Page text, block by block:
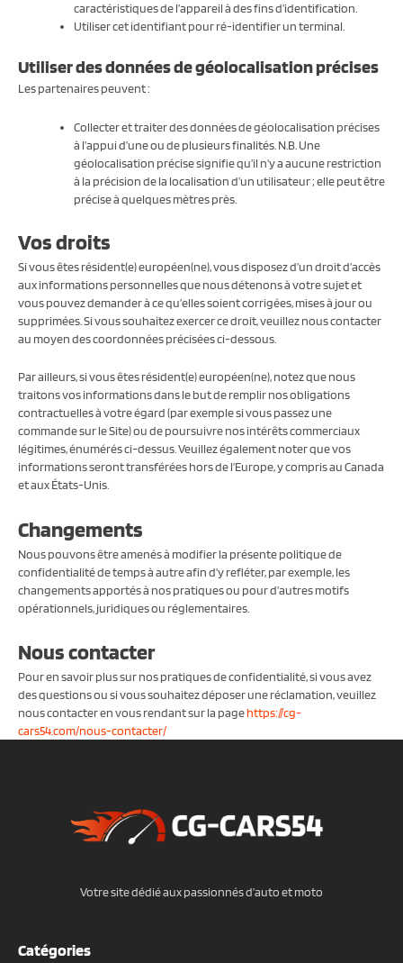
caractéristiques de l’appareil à des fins d’identification.
Utiliser cet identifiant pour ré-identifier un terminal.
Utiliser des données de géolocalisation précises
Les partenaires peuvent :
Collecter et traiter des données de géolocalisation précises
à l’appui d’une ou de plusieurs finalités. N.B. Une
géolocalisation précise signifie qu’il n’y a aucune restriction
à la précision de la localisation d’un utilisateur ; elle peut être
précise à quelques mètres près.
Vos droits
Si vous êtes résident(e) européen(ne), vous disposez d’un droit d’accès
aux informations personnelles que nous détenons à votre sujet et
vous pouvez demander à ce qu’elles soient corrigées, mises à jour ou
supprimées. Si vous souhaitez exercer ce droit, veuillez nous contacter
au moyen des coordonnées précisées ci-dessous.
Par ailleurs, si vous êtes résident(e) européen(ne), notez que nous
traitons vos informations dans le but de remplir nos obligations
contractuelles à votre égard (par exemple si vous passez une
commande sur le Site) ou de poursuivre nos intérêts commerciaux
légitimes, énumérés ci-dessus. Veuillez également noter que vos
informations seront transférées hors de l’Europe, y compris au Canada
et aux États-Unis.
Changements
Nous pouvons être amenés à modifier la présente politique de
confidentialité de temps à autre afin d’y refléter, par exemple, les
changements apportés à nos pratiques ou pour d’autres motifs
opérationnels, juridiques ou réglementaires.
Nous contacter
Pour en savoir plus sur nos pratiques de confidentialité, si vous avez
des questions ou si vous souhaitez déposer une réclamation, veuillez
nous contacter en vous rendant sur la pagehttps://cg-
cars54.com/nous-contacter/
Votre site dédié aux passionnés d’auto et moto
Catégories